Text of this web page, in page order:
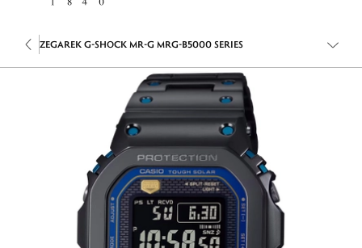
ZEGAREK G-SHOCK MR-G MRG-B5000 SERIES